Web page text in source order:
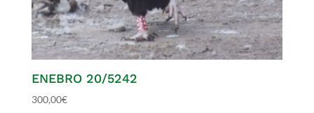
ENEBRO 20/5242
300,00€